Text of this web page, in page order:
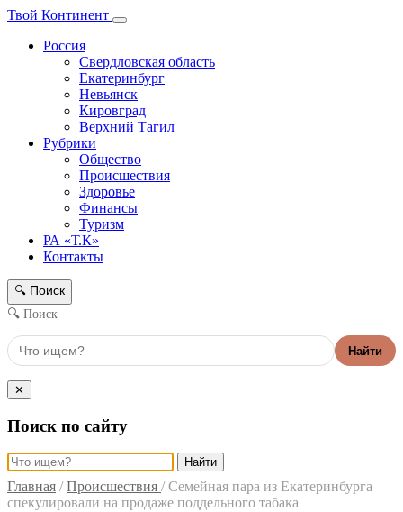
Твой Континент
Россия
Свердловская область
Екатеринбург
Невьянск
Кировград
Верхний Тагил
Рубрики
Общество
Происшествия
Здоровье
Финансы
Туризм
РА «Т.К»
Контакты
🔍 Поиск
🔍 Поиск
Найти
✕
Поиск по сайту
Найти
Главная / Происшествия / Семейная пара из Екатеринбурга
спекулировали на продаже поддельного табака